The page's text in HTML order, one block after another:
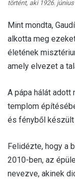
történt, aki 1926.
Mint mondta,
alkotta meg
életének
amely elvezet a
A pápa hálát adott
templom
és fényből
Felidézte, hogy a
2010-ben, az
nevezve, akinek